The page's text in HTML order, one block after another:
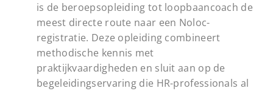
is de beroepsopleiding tot loopbaancoach de
meest directe route naar een Noloc-
registratie. Deze opleiding combineert
methodische kennis met
praktijkvaardigheden en sluit aan op de
begeleidingservaring die HR-professionals al